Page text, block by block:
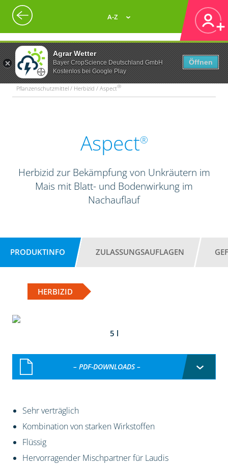
Agrar Wetter
Bayer CropScience Deutschland GmbH
Kostenlos bei Google Play
Öffnen
A-Z
Pflanzenschutzmittel / Herbizid / Aspect®
Aspect®
Herbizid zur Bekämpfung von Unkräutern im
Mais mit Blatt- und Bodenwirkung im
Nachauflauf
PRODUKTINFO ZULASSUNGSAUFLAGEN
HERBIZID
5 l
– PDF-DOWNLOADS –
Sehr verträglich
Kombination von starken Wirkstoffen
Flüssig
Hervorragender Mischpartner für Laudis